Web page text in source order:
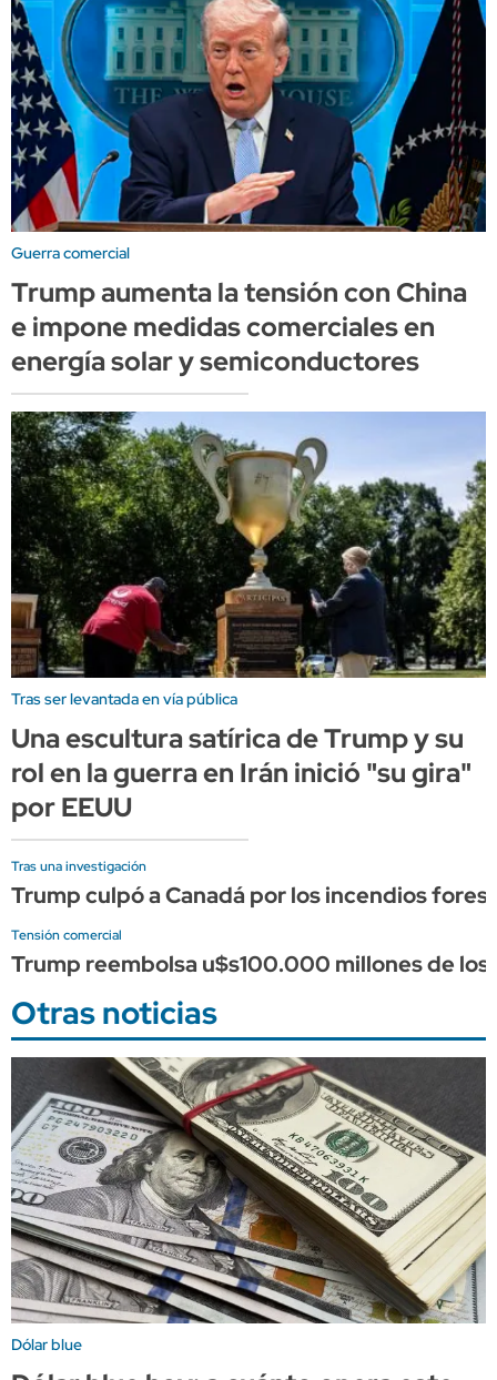
Guerra comercial
Trump aumenta la tensión con China
e impone medidas comerciales en
energía solar y semiconductores
Tras ser levantada en vía pública
Una escultura satírica de Trump y su
rol en la guerra en Irán inició "su gira"
por EEUU
Tras una investigación
Trump culpó a Canadá por los incendios
Tensión comercial
Trump reembolsa u$s100.000 millones de los
Otras noticias
Dólar blue